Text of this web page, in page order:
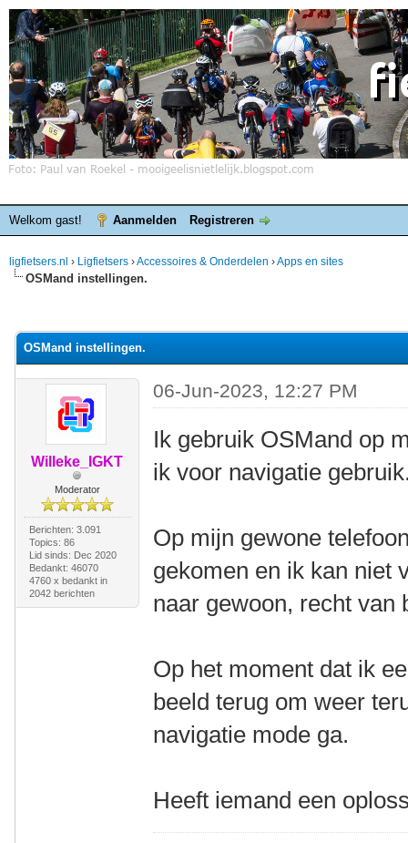
Welkom gast! Aanmelden Registreren
ligfietsers.nl › Ligfietsers ›Accessoires & Onderdelen ›Apps en sites
OSMand instellingen.
OSMand instellingen.
Willeke_IGKT
Moderator
Berichten: 3.091
Topics: 86
Lid sinds: Dec 2020
Bedankt: 46070
4760 x bedankt in
2042 berichten
06-Jun-2023, 12:27 PM
Ik gebruik OSMand op
ik voor navigatie
Op mijn gewone
gekomen en ik kan niet
naar gewoon, recht van
Op het moment dat ik
beeld terug om weer
navigatie mode ga.
Heeft iemand een